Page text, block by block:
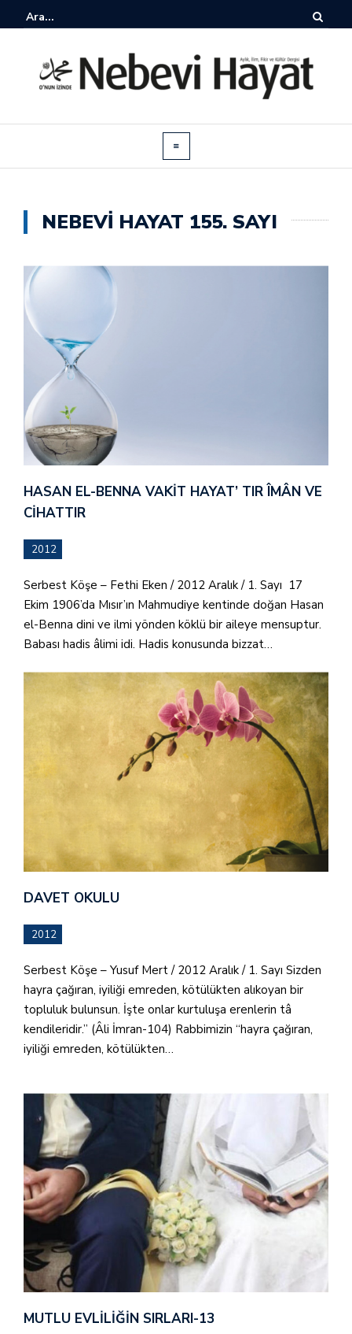
NEBEVI HAYAT 155. SAYI
HASAN EL-BENNA VAKIT HAYAT’ TIR ÎMÂN VE
CIHATTIR
2012
Serbest Köşe – Fethi Eken / 2012 Aralık / 1. Sayı 17
Ekim 1906’da Mısır’ın Mahmudiye kentinde doğan Hasan
el-Benna dini ve ilmi yönden köklü bir aileye mensuptur.
Babası hadis âlimi idi. Hadis konusunda bizzat…
DAVET OKULU
2012
Serbest Köşe – Yusuf Mert / 2012 Aralık / 1. Sayı Sizden
hayra çağıran, iyiliği emreden, kötülükten alıkoyan bir
topluluk bulunsun. İşte onlar kurtuluşa erenlerin tâ
kendileridir.” (Âli İmran-104) Rabbimizin “hayra çağıran,
iyiliği emreden, kötülükten…
MUTLU EVLILIĞIN SIRLARI-13